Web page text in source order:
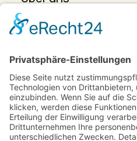
Leistungen
Projekte
Karriere
Kontakt